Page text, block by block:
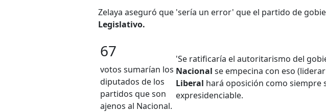
Zelaya aseguró que 'sería un error' que el partido de
Legislativo.
67
votos sumarían los
diputados de los
partidos que son
ajenos al Nacional.
'Se ratificaría el autoritarismo del
Nacional se empecina con eso
Liberal hará oposición como siempre
expresidenciable.